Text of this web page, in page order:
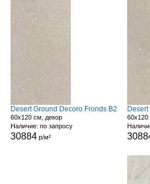
Desert Ground Decoro Fronds B2
60x120 см, декор
Наличие: по запросу
30884р/м²
60x120